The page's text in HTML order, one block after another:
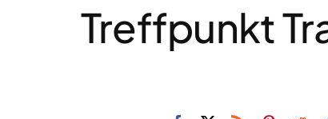
Treffpunkt